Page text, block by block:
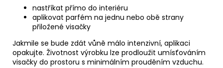
nastříkat přímo do interiéru
aplikovat parfém na jednu nebo obě strany
přiložené visačky
Jakmile se bude zdát vůně málo intenzivní, aplikaci
opakujte. Životnost výrobku lze prodloužit umísťováním
visačky do prostoru s minimálním prouděním vzduchu.